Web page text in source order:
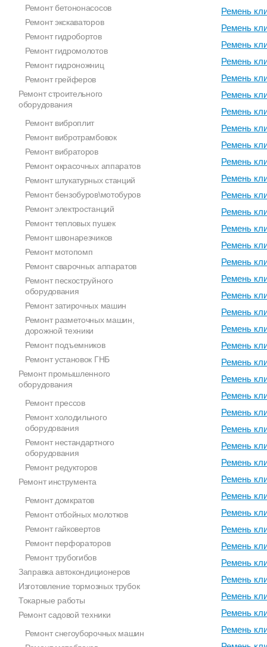
Ремень
Ремень
Ремень
Ремень
Ремень
Ремень
Ремень
Ремень
Ремень
Ремень
Ремень
Ремень
Ремень
Ремень
Ремень
Ремень
Ремень
Ремень
Ремень
Ремень
Ремень
Ремень
Ремень
Ремень
Ремень
Ремень
Ремень
Ремень
Ремень
Ремень
Ремень
Ремень
Ремень
Ремень
Ремень
Ремень
Ремень
Ремень
Ремонт бетононасосов
Ремонт экскаваторов
Ремонт гидробортов
Ремонт гидромолотов
Ремонт гидроножниц
Ремонт грейферов
Ремонт строительного
оборудования
Ремонт виброплит
Ремонт вибротрамбовок
Ремонт вибраторов
Ремонт окрасочных аппаратов
Ремонт штукатурных станций
Ремонт бензобуров\мотобуров
Ремонт электростанций
Ремонт тепловых пушек
Ремонт швонарезчиков
Ремонт мотопомп
Ремонт сварочных аппаратов
Ремонт пескоструйного
оборудования
Ремонт затирочных машин
Ремонт разметочных машин,
дорожной техники
Ремонт подъемников
Ремонт установок ГНБ
Ремонт промышленного
оборудования
Ремонт прессов
Ремонт холодильного
оборудования
Ремонт нестандартного
оборудования
Ремонт редукторов
Ремонт инструмента
Ремонт домкратов
Ремонт отбойных молотков
Ремонт гайковертов
Ремонт перфораторов
Ремонт трубогибов
Заправка автокондиционеров
Изготовление тормозных трубок
Токарные работы
Ремонт садовой техники
Ремонт снегоуборочных машин